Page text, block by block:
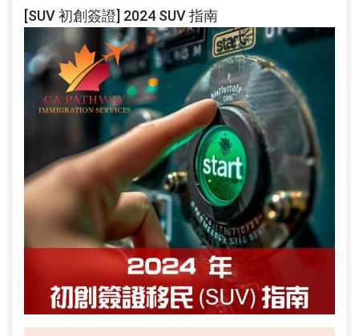
[SUV 初創簽證] 2024 SUV 指南